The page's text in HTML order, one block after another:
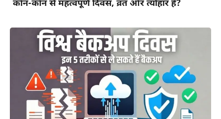
कौन-कौन से महत्वपूर्ण दिवस, व्रत और त्योहार है?